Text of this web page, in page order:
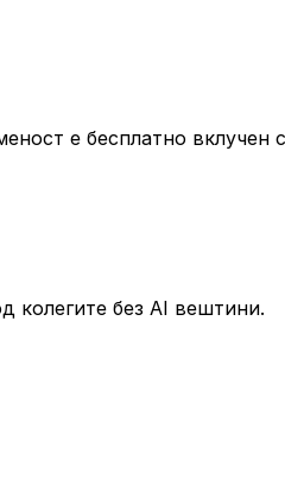
е бесплатно вклучен
колегите без AI вештини.